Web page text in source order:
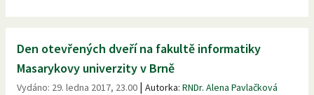
Den otevřených dveří na fakultě informatiky
Masarykovy univerzity v Brně
Vydáno: 29. ledna 2017, 23.00 | Autorka: RNDr. Alena Pavlačková